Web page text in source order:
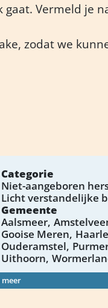
Vermeld je
zodat we
Categorie
Niet-aangeboren
Licht verstandelijke
Gemeente
Aalsmeer
Gooise Meren
Ouderamstel
Uithoorn
meer